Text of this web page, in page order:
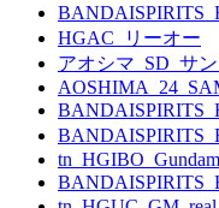
HGAC_リーオー
アオシマ_SD_サ